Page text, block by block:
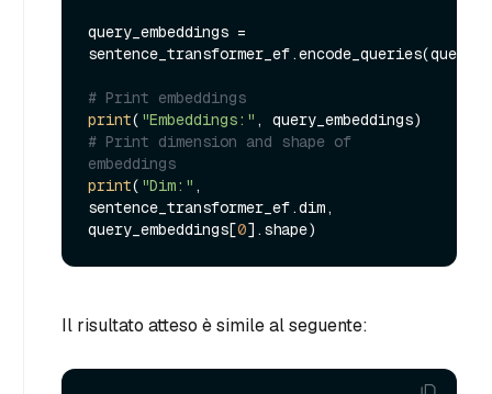
query_embeddings =
# Print embeddings
print( "Embeddings:"
# Print dimension and shape of
embeddings
print( "Dim:" ,
sentence_transformer_ef.dim,
query_embeddings[0
Il risultato atteso è simile al seguente: